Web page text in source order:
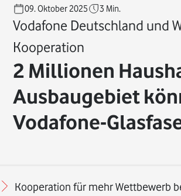
09. Oktober 2025 3 Min.
Vodafone Deutschland und
Kooperation
2 Millionen
Ausbaugebiet
Vodafone-
Kooperation für mehr Wettbewerb